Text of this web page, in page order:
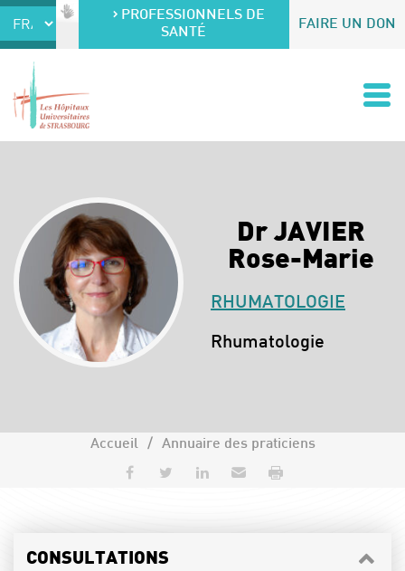
Accéder au contenu
Accéder au menuPROFESSIONNELS DE
SANTÉ
FAIRE UN DON
Dr JAVIER
Rose-Marie
RHUMATOLOGIE
Spécialités :
Rhumatologie
Accueil Annuaire des praticiens
Partager sur Facebook
Partager sur Twitter
Partager sur LinkedIn
Envoyer par e-mail
CONSULTATIONS